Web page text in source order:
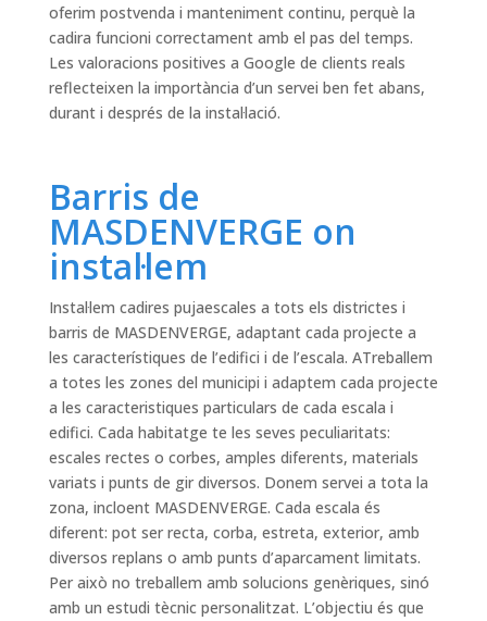
oferim postvenda i manteniment continu, perquè la
cadira funcioni correctament amb el pas del temps.
Les valoracions positives a Google de clients reals
reflecteixen la importància d’un servei ben fet abans,
durant i després de la instal·lació.
Barris de
MASDENVERGE on
instal·lem
Instal·lem cadires pujaescales a tots els districtes i
barris de MASDENVERGE, adaptant cada projecte a
les característiques de l’edifici i de l’escala. ATreballem
a totes les zones del municipi i adaptem cada projecte
a les caracteristiques particulars de cada escala i
edifici. Cada habitatge te les seves peculiaritats:
escales rectes o corbes, amples diferents, materials
variats i punts de gir diversos. Donem servei a tota la
zona, incloent MASDENVERGE. Cada escala és
diferent: pot ser recta, corba, estreta, exterior, amb
diversos replans o amb punts d’aparcament limitats.
Per això no treballem amb solucions genèriques, sinó
amb un estudi tècnic personalitzat. L’objectiu és que